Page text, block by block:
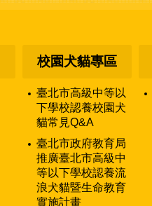
校園犬貓專區
臺北市高級中等以
下學校認養校園犬
貓常見Q&A
臺北市政府教育局
推廣臺北市高級中
等以下學校認養流
浪犬貓暨生命教育
實施計畫